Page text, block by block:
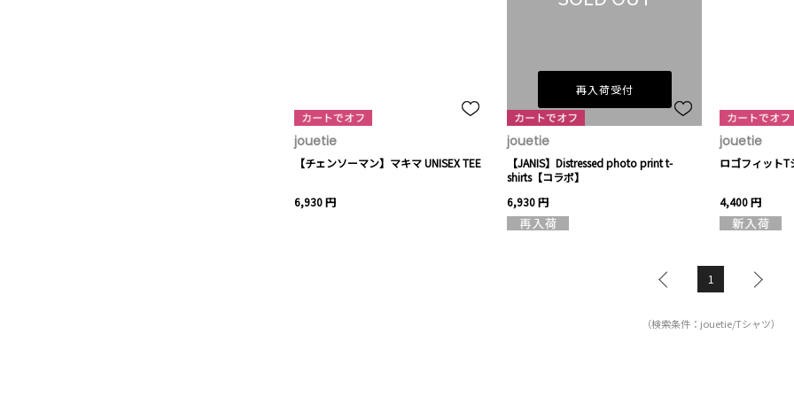
jouetie
【チェンソーマン】マキマ UNISEX TEE
6,930 円
再入荷受付
jouetie
【JANIS】Distressed photo print t-
shirts【コラボ】
6,930 円
jouetie
ロゴフィットT
4,400 円
1
（検索条件：jouetie/Tシャツ）